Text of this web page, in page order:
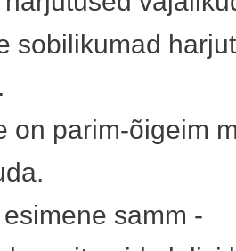
sobilikumad
on parim-õigeim
samm -